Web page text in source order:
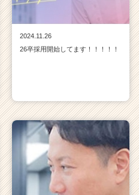
2024.11.26
26卒採用開始してます！！！！！